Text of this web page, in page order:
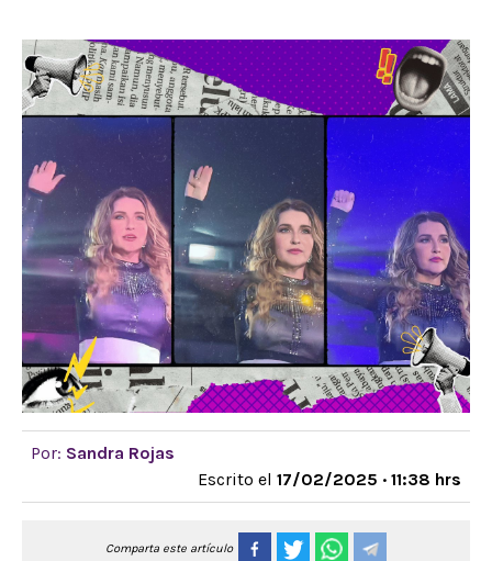
Por: Sandra Rojas
Escrito el 17/02/2025 · 11:38 hrs
Comparta este artículo